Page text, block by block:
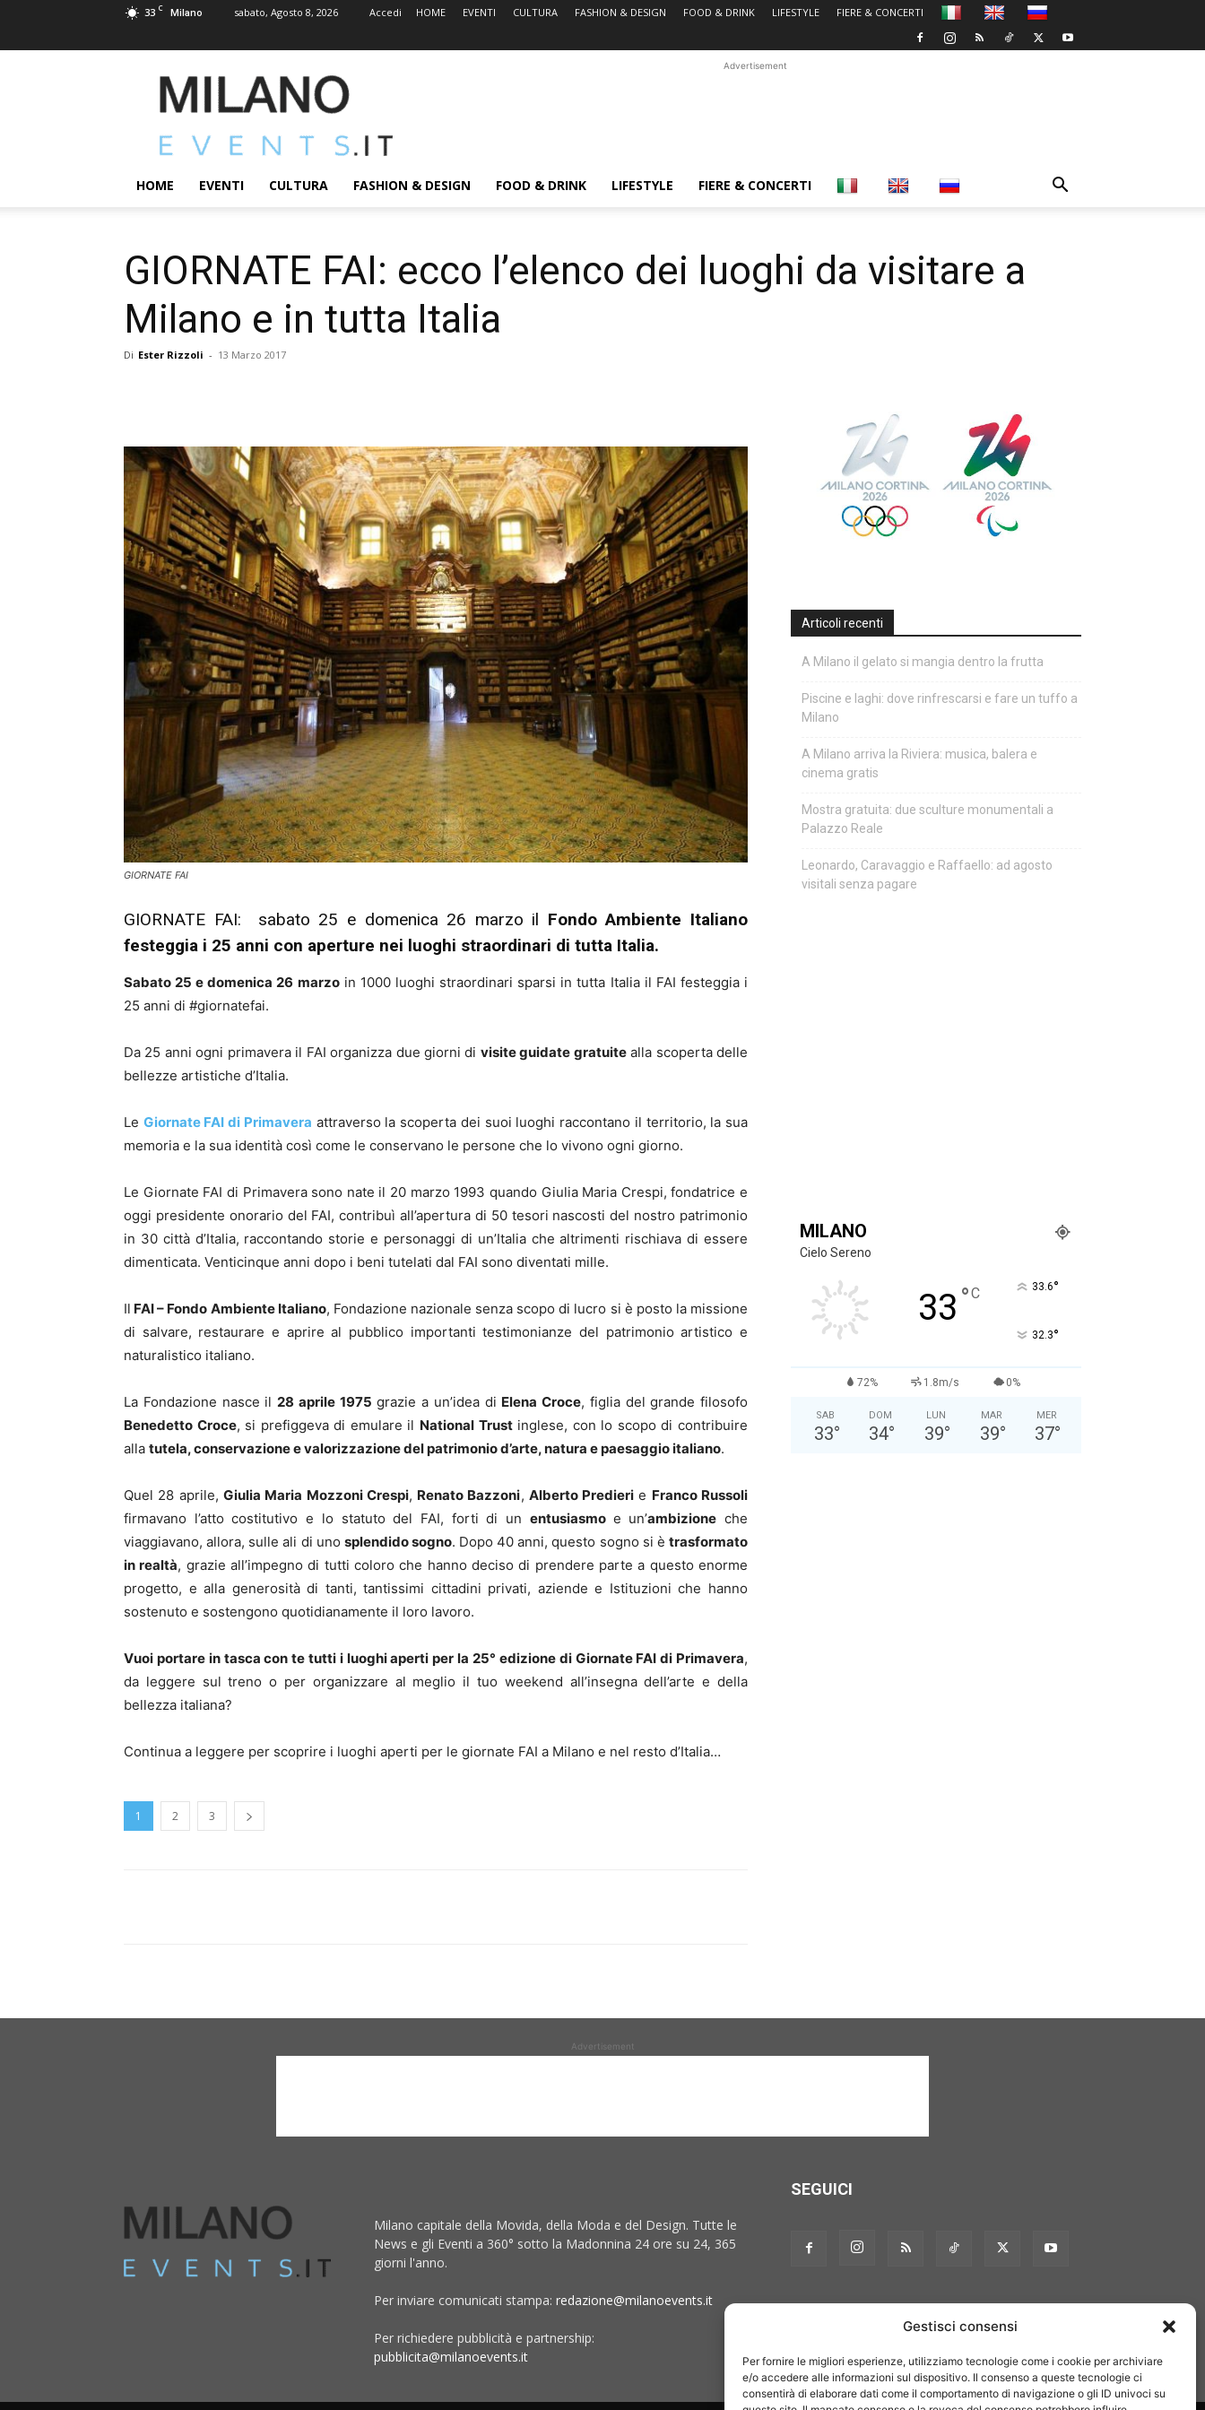
Gestisci consensi
Per fornire le migliori esperienze, utilizziamo tecnologie come i cookie per archiviare
e/o accedere alle informazioni sul dispositivo. Il consenso a queste tecnologie ci
consentirà di elaborare dati come il comportamento di navigazione o gli ID univoci su
33 C Milano sabato, Agosto 8, 2026 Accedi HOME EVENTI CULTURA FASHION & DESIGN FOOD & DRINK LIFESTYLE FIERE & CONCERTI
MILANOEVENTS.IT
|
2.0
ed
Eventi
Advertisement
HOME EVENTI CULTURA FASHION & DESIGN FOOD & DRINK LIFESTYLE FIERE & CONCERTI
GIORNATE FAI: ecco l’elenco dei luoghi da visitare a
Milano e in tutta Italia
Di Ester Rizzoli - 13 Marzo 2017
GIORNATE FAI
GIORNATE FAI: sabato 25 e domenica 26 marzo il Fondo Ambiente Italiano
festeggia i 25 anni con aperture nei luoghi straordinari di tutta Italia.
Sabato 25 e domenica 26 marzoin 1000 luoghi straordinari sparsi in tutta Italia il FAI festeggia i
25 anni di #giornatefai.
Da 25 anni ogni primavera il FAI organizza due giorni di visite guidate gratuitealla scoperta delle
bellezze artistiche d’Italia.
Le Giornate FAI di Primavera attraverso la scoperta dei suoi luoghi raccontano il territorio, la sua
memoria e la sua identità così come le conservano le persone che lo vivono ogni giorno.
Le Giornate FAI di Primavera sono nate il 20 marzo 1993 quando Giulia Maria Crespi, fondatrice e
oggi presidente onorario del FAI, contribuì all’apertura di 50 tesori nascosti del nostro patrimonio
in 30 città d’Italia, raccontando storie e personaggi di un’Italia che altrimenti rischiava di essere
dimenticata. Venticinque anni dopo i beni tutelati dal FAI sono diventati mille.
Il FAI – Fondo Ambiente Italiano, Fondazione nazionale senza scopo di lucro si è posto la missione
di salvare, restaurare e aprire al pubblico importanti testimonianze del patrimonio artistico e
naturalistico italiano.
La Fondazione nasce il 28 aprile 1975 grazie a un’idea di Elena Croce, figlia del grande filosofo
Benedetto Croce, si prefiggeva di emulare il National Trustinglese, con lo scopo di contribuire
alla tutela, conservazione e valorizzazione del patrimonio d’arte, natura e paesaggio italiano.
Quel 28 aprile, Giulia Maria Mozzoni Crespi, Renato Bazzoni, Alberto Predieri e Franco Russoli
firmavano l’atto costitutivo e lo statuto del FAI, forti di un entusiasmo e un’ambizione che
viaggiavano, allora, sulle ali di uno splendido sogno. Dopo 40 anni, questo sogno si ètrasformato
in realtà, grazie all’impegno di tutti coloro che hanno deciso di prendere parte a questo enorme
progetto, e alla generosità di tanti, tantissimi cittadini privati, aziende e Istituzioni che hanno
sostenuto e sostengono quotidianamente il loro lavoro.
Vuoi portare in tasca con te tutti i luoghi aperti per la 25° edizione di Giornate FAI di Primavera,
da leggere sul treno o per organizzare al meglio il tuo weekend all’insegna dell’arte e della
bellezza italiana?
Continua a leggere per scoprire i luoghi aperti per le giornate FAI a Milano e nel resto d’Italia…
1 2 3
Articoli recenti
A Milano il gelato si mangia dentro la frutta
Piscine e laghi: dove rinfrescarsi e fare un tuffo a
Milano
A Milano arriva la Riviera: musica, balera e
cinema gratis
Mostra gratuita: due sculture monumentali a
Palazzo Reale
Leonardo, Caravaggio e Raffaello: ad agosto
visitali senza pagare
MILANO
Cielo Sereno
33 °C 33.6°
32.3°
72% 1.8m/s 0%
SAB
33°
DOM
34°
LUN
39°
MAR
39°
MER
37°
Advertisement
Milano capitale della Movida, della Moda e del Design. Tutte le
News e gli Eventi a 360° sotto la Madonnina 24 ore su 24, 365
giorni l'anno.
Per inviare comunicati stampa: redazione@milanoevents.it
Per richiedere pubblicità e partnership:
pubblicita@milanoevents.it
SEGUICI